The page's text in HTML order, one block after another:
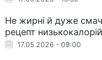
Не жирні й дуже
рецепт
17.05.2026 - 09:00